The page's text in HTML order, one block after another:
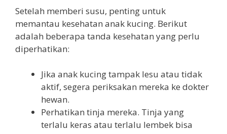
Setelah memberi susu, penting untuk
memantau kesehatan anak kucing. Berikut
adalah beberapa tanda kesehatan yang perlu
diperhatikan:
Jika anak kucing tampak lesu atau tidak
aktif, segera periksakan mereka ke dokter
hewan.
Perhatikan tinja mereka. Tinja yang
terlalu keras atau terlalu lembek bisa